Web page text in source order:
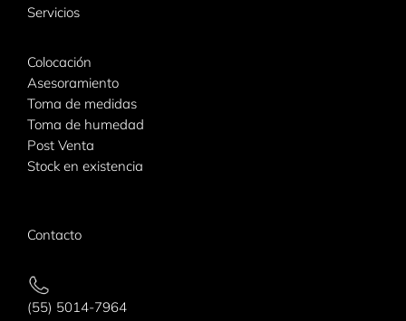
Servicios
Colocación
Asesoramiento
Toma de medidas
Toma de humedad
Post Venta
Stock en existencia
Contacto
(55) 5014-7964